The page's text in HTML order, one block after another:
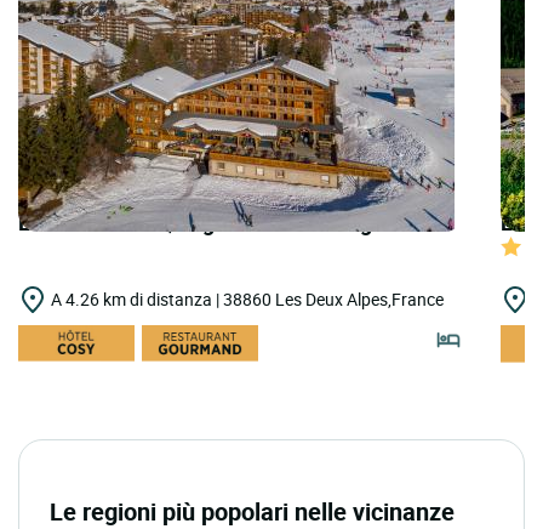
LOGIS HOTELS | Logis Hôtel Aalborg
A 4.26 km di distanza | 38860 Les Deux Alpes,France
Le regioni più popolari nelle vicinanze